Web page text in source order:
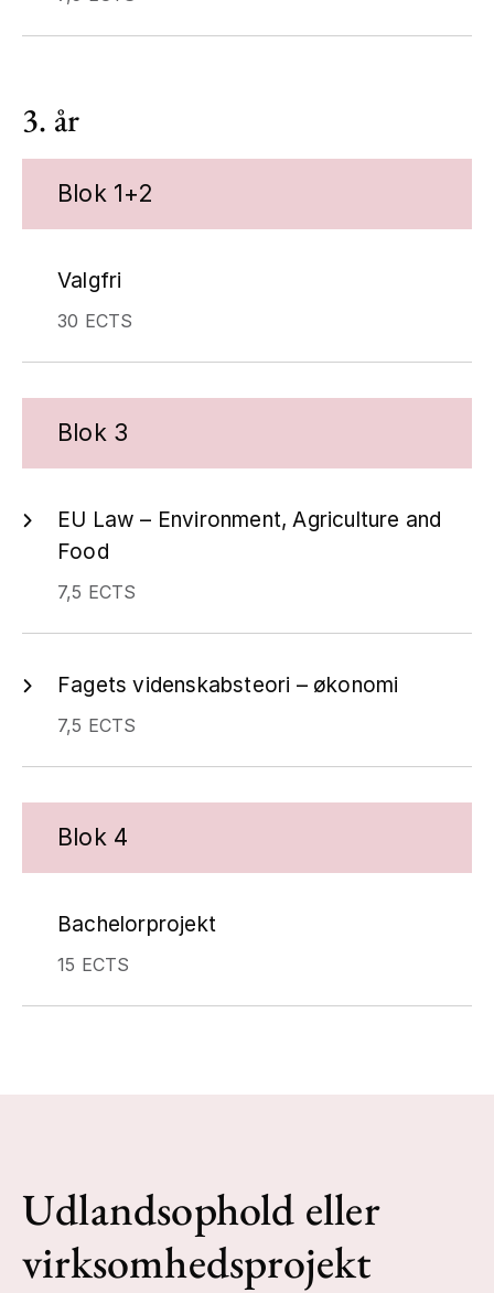
3. år
Blok 1+2
Valgfri
30 ECTS
Blok 3
EU Law – Environment, Agriculture and
Food
7,5 ECTS
Fagets videnskabsteori – økonomi
7,5 ECTS
Blok 4
Bachelorprojekt
15 ECTS
Udlandsophold eller
virksomhedsprojekt